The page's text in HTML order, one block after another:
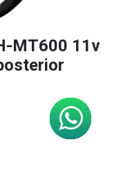
MT600 11v